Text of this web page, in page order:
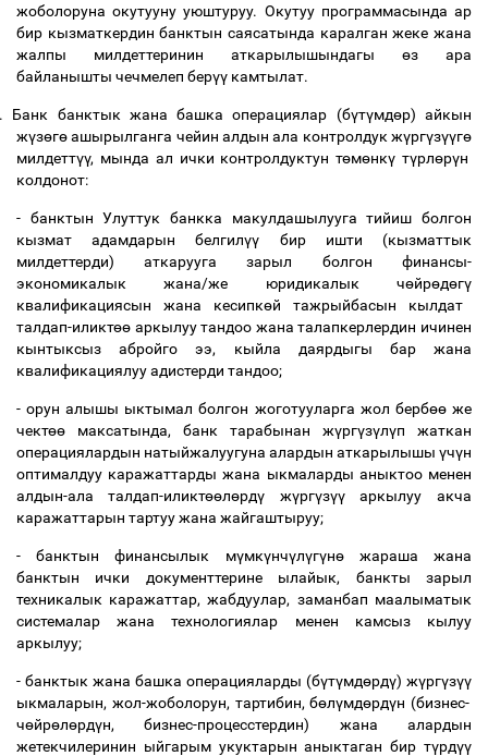
жоболоруна окутууну уюштуруу. Окутуу программасында ар
бир кызматкердин банктын саясатында каралган жеке жана
жалпы милдеттеринин аткарылышындагы өз ара
байланышты чечмелеп берүү камтылат.
Банк банктык жана башка операциялар (бүтүмдөр) айкын
жүзөгөашырылганга чейин алдын ала контролдук жүргүзүүгө
милдеттүү, мында ал ички контролдуктун төмөнкү түрлөрүн
колдонот:
- банктын Улуттук банкка макулдашылууга тийиш болгон
кызмат адамдарын белгилүү бир ишти (кызматтык
милдеттерди) аткарууга зарыл болгон финансы-
экономикалык жана/же юридикалык чөйрөдөгү
квалификациясын жана кесипкөй тажрыйбасын кылдат
талдап-иликтөө аркылуу тандоо жана талапкерлердин ичинен
кынтыксыз абройго ээ, кыйла даярдыгы бар жана
квалификациялуу адистерди тандоо;
- орун алышы ыктымал болгон жоготууларга жол бербөөже
чектөө максатында, банк тарабынан жүргүзүлүп жаткан
операциялардын натыйжалуугуна алардын аткарылышы үчүн
оптималдуу каражаттарды жана ыкмаларды аныктоо менен
алдын-ала талдап-иликтөөлөрдү жүргүзүү аркылуу акча
каражаттарын тартуу жана жайгаштыруу;
- банктын финансылык мүмкүнчүлүгүнөжараша жана
банктын ички документтерине ылайык, банкты зарыл
техникалык каражаттар, жабдуулар, заманбап маалыматык
системалар жана технологиялар менен камсыз кылуу
аркылуу;
- банктык жана башка операцияларды (бүтүмдөрдү) жүргүзүү
ыкмаларын, жол-жоболорун, тартибин, бөлүмдөрдүн (бизнес-
чөйрөлөрдүн, бизнес-процесстердин) жана алардын
жетекчилеринин ыйгарым укуктарын аныктаган бир түрдүү